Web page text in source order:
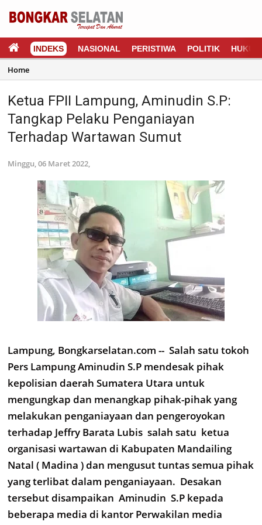
INDEKS NASIONAL PERISTIWA POLITIK HUKUM
Home
Ketua FPII Lampung, Aminudin S.P:
Tangkap Pelaku Penganiayan
Terhadap Wartawan Sumut
Minggu, 06 Maret 2022,
Lampung, Bongkarselatan.com -- Salah satu tokoh
Pers Lampung Aminudin S.P mendesak pihak
kepolisian daerah Sumatera Utara untuk
mengungkap dan menangkap pihak-pihak yang
melakukan penganiayaan dan pengeroyokan
terhadap Jeffry Barata Lubis salah satu ketua
organisasi wartawan di Kabupaten Mandailing
Natal ( Madina ) dan mengusut tuntas semua pihak
yang terlibat dalam penganiayaan. Desakan
tersebut disampaikan Aminudin S.P kepada
beberapa media di kantor Perwakilan media